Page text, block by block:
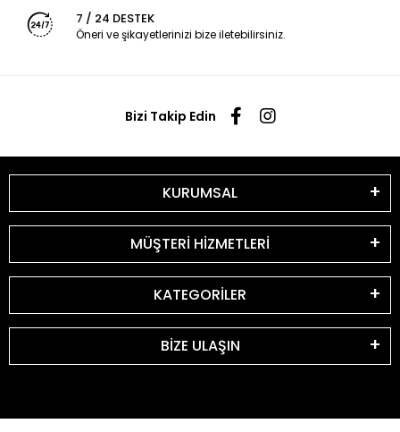
7 / 24 DESTEK
Öneri ve şikayetlerinizi bize iletebilirsiniz.
Bizi Takip Edin
KURUMSAL
MÜŞTERİ HİZMETLERİ
KATEGORİLER
BİZE ULAŞIN